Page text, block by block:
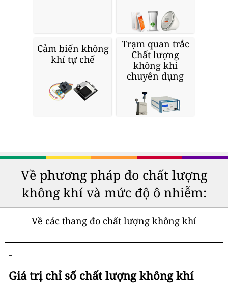
Cảm biến không
khí tự chế
Trạm quan trắc
Chất lượng
không khí
chuyên dụng
Về phương pháp đo chất lượng
không khí và mức độ ô nhiễm:
Về các thang đo chất lượng không khí
-
Giá trị chỉ số chất lượng không khí